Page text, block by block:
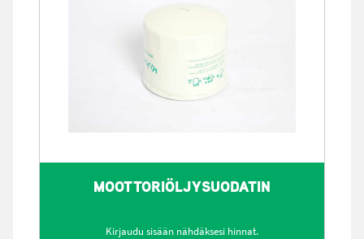
MOOTTORIÖLJYSUODATIN
Kirjaudu sisään nähdäksesi hinnat.